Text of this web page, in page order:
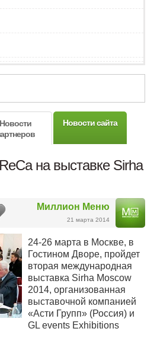
Новости
Новости сайта
на выставке Sirha
Миллион Меню
21 марта 2014
24-26 марта в Москве, в
Гостином Дворе, пройдет
вторая международная
выставка Sirha Moscow
2014, организованная
выставочной компанией
«Асти Групп» (Россия) и
GL events Exhibitions